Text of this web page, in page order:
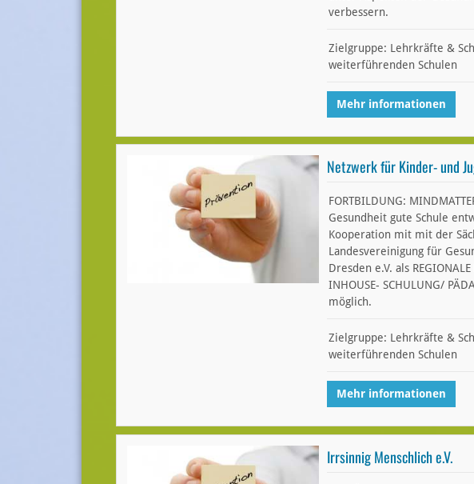
verbessern.
Zielgruppe: Lehrkräfte &
weiterführenden Schulen
Mehr informationen
Netzwerk für Kinder- und
FORTBILDUNG:
Gesundheit gute Schule
Kooperation mit mit der
Landesvereinigung für
Dresden e.V. als
INHOUSE- SCHULUNG/
möglich.
Zielgruppe: Lehrkräfte &
weiterführenden Schulen
Mehr informationen
Irrsinnig Menschlich e.V.